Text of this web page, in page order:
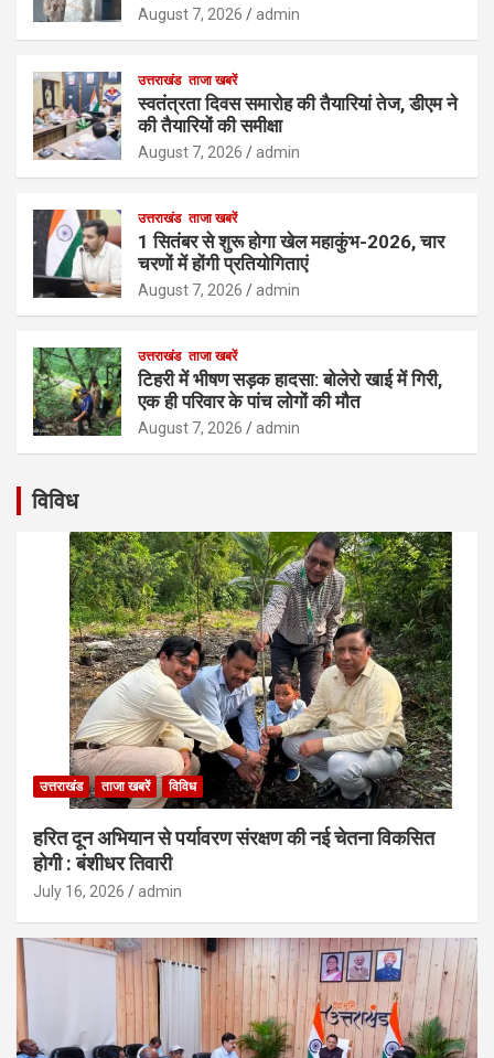
August 7, 2026 admin
उत्तराखंड ताजा खबरें
स्वतंत्रता दिवस समारोह की तैयारियां तेज, डीएम ने
की तैयारियों की समीक्षा
August 7, 2026 admin
उत्तराखंड ताजा खबरें
1 सितंबर से शुरू होगा खेल महाकुंभ-2026, चार
चरणों में होंगी प्रतियोगिताएं
August 7, 2026 admin
उत्तराखंड ताजा खबरें
टिहरी में भीषण सड़क हादसा: बोलेरो खाई में गिरी,
एक ही परिवार के पांच लोगों की मौत
August 7, 2026 admin
विविध
उत्तराखंड ताजा खबरें विविध
हरित दून अभियान से पर्यावरण संरक्षण की नई चेतना विकसित
होगी : बंशीधर तिवारी
July 16, 2026 admin